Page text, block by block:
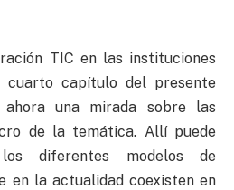
TIC en las instituciones
cuarto capítulo del presente
ahora una mirada sobre las
de la temática. Allí puede
diferentes modelos de
en la actualidad coexisten en